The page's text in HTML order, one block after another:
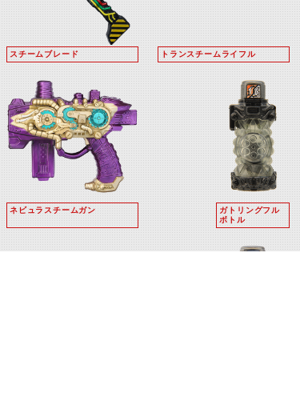
スチームブレード トランスチームライフル
ネビュラスチームガン
ガトリングフル
ボトル